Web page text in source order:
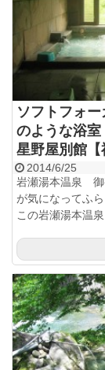
ソフトフォ
のような浴
星野屋別館【
2014/6/25
岩瀬湯本温泉
が気になってふ
この岩瀬湯本温